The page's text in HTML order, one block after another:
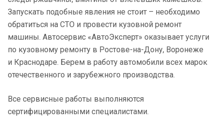
Запускать подобные явления не стоит – необходимо
обратиться на СТО и провести кузовной ремонт
машины. Автосервис «АвтоЭксперт» оказывает услуги
по кузовному ремонту в Ростове-на-Дону, Воронеже
и Краснодаре. Берем в работу автомобили всех марок
отечественного и зарубежного производства.
Все сервисные работы выполняются
сертифицированными специалистами.